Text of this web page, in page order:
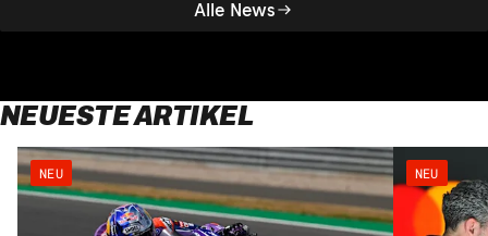
Alle News
NEUESTE ARTIKEL
NEU NEU